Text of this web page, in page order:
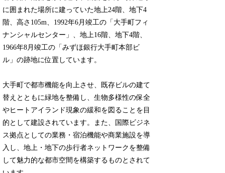
に囲まれた場所に建っていた地上24階、地下4
階、高さ105m、1992年6月竣工の「大手町フィ
ナンシャルセンター」、地上16階、地下4階、
1966年8月竣工の「みずほ銀行大手町本部ビ
ル」の跡地に位置しています。
大手町で都市機能を向上させ、既存ビルの建て
替えとともに緑地を整備し、生物多様性の保全
やヒートアイランド現象の緩和を図ることを目
的として建設されています。また、国際ビジネ
ス拠点としての業務・宿泊機能や商業施設を導
入し、地上・地下の歩行者ネットワークを整備
して魅力的な都市空間を構築するものとされて